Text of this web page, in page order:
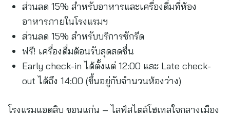
ส่วนลด 15% สำหรับอาหารและเครื่องดื่มที่ห้อง
อาหารภายในโรงแรมฯ
ส่วนลด 15% สำหรับบริการซักรีด
ฟรี! เครื่องดื่มต้อนรับสุดสดชื่น
Early check-in ได้ตั้งแต่ 12:00 และ Late check-
out ได้ถึง 14:00 (ขึ้นอยู่กับจำนวนห้องว่าง)
โรงแรมแอดลิบ ขอนแก่น – ไลฟ์สไตล์โฮเทลใจกลางเมือง